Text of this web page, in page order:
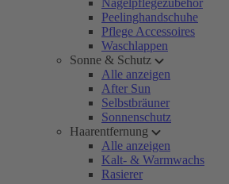
Nagelpflegezubehör
Peelinghandschuhe
Pflege Accessoires
Waschlappen
Sonne & Schutz
Alle anzeigen
After Sun
Selbstbräuner
Sonnenschutz
Haarentfernung
Alle anzeigen
Kalt- & Warmwachs
Rasierer